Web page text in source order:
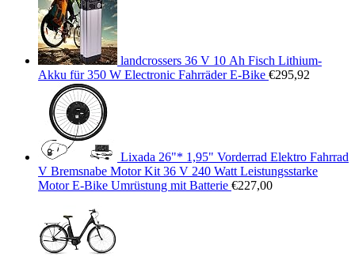
landcrossers 36 V 10 Ah Fisch Lithium-
Akku für 350 W Electronic Fahrräder E-Bike €295,92
Lixada 26"* 1,95" Vorderrad Elektro Fahrrad
V Bremsnabe Motor Kit 36 V 240 Watt Leistungsstarke
Motor E-Bike Umrüstung mit Batterie €227,00